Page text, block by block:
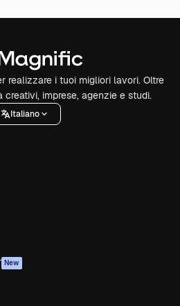
realizzare i tuoi migliori lavori. Oltre
creativi, imprese, agenzie e studi.
Italiano
New